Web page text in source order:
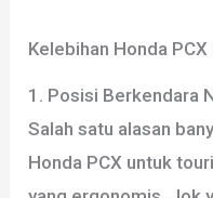
Kelebihan Honda
1. Posisi Berkendara
Salah satu alasan
Honda PCX untuk